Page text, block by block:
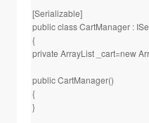
[Serializable]
public class CartManager :
{
private ArrayList _cart=new
public CartManager()
{
}